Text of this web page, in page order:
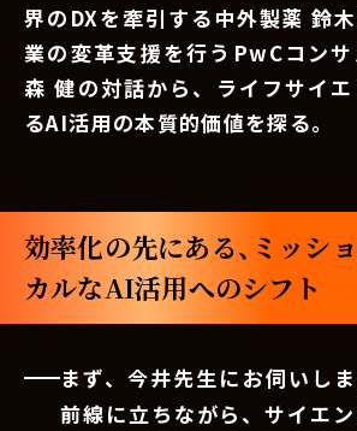
界のDXを牽引する中外製薬 鈴
業の変革支援を行うPwCコン
森 健の対話から、ライフサイ
るAI活用の本質的価値を探る。
効率化の先にある、ミッシ
カルなAI活用へのシフト
まず、今井先生にお伺いし
前線に立ちながら、サイエ